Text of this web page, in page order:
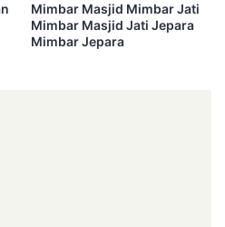
Mimbar Masjid Mimbar Jati
Mimbar Masjid Jati Jepara
Mimbar Jepara